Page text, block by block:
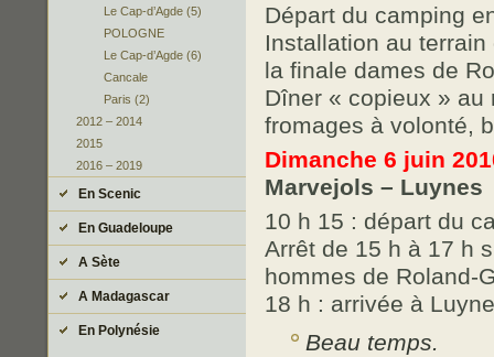
Le Cap-d’Agde (5)
POLOGNE
Le Cap-d’Agde (6)
Cancale
Paris (2)
2012 – 2014
2015
2016 – 2019
En Scenic
En Guadeloupe
A Sète
A Madagascar
En Polynésie
Départ du camping
Installation au
la finale dames de
Dîner « copieux » au
fromages à volonté,
Dimanche 6 juin
Marvejols – Luynes
10 h 15 : départ du
Arrêt de 15 h à 17 h
hommes de Roland-
18 h : arrivée à
Beau temps.